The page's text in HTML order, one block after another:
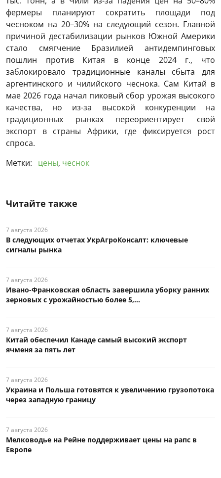
фермеры планируют сократить площади под
чесноком на 20–30% на следующий сезон. Главной
причиной дестабилизации рынков Южной Америки
стало смягчение Бразилией антидемпинговых
пошлин против Китая в конце 2024 г., что
заблокировало традиционные каналы сбыта для
аргентинского и чилийского чеснока. Сам Китай в
мае 2026 года начал пиковый сбор урожая высокого
качества, но из-за высокой конкуренции на
традиционных рынках переориентирует свой
экспорт в страны Африки, где фиксируется рост
спроса.
Метки:
цены, чеснок
Читайте также
7 августа 2026
В следующих отчетах УкрАгроКонсалт: ключевые
сигналы рынка
7 августа 2026
Ивано-Франковская область завершила уборку ранних
зерновых с урожайностью более 5,...
7 августа 2026
Китай обеспечил Канаде самый высокий экспорт
ячменя за пять лет
7 августа 2026
Украина и Польша готовятся к увеличению грузопотока
через западную границу
7 августа 2026
Мелководье на Рейне поддерживает цены на рапс в
Европе